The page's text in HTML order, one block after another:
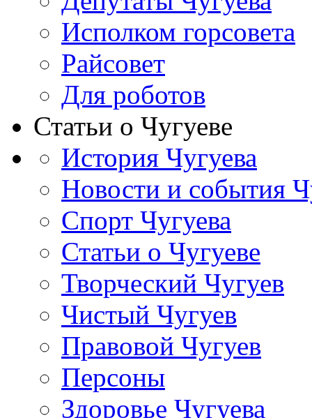
Исполком горсовета
Райсовет
Для роботов
Статьи о Чугуеве
История Чугуева
Новости и события
Спорт Чугуева
Статьи о Чугуеве
Творческий Чугуев
Чистый Чугуев
Правовой Чугуев
Персоны
Здоровье Чугуева